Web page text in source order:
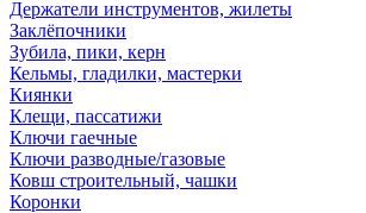
Держатели инструментов, жилеты
Заклёпочники
Зубила, пики, керн
Кельмы, гладилки, мастерки
Киянки
Клещи, пассатижи
Ключи гаечные
Ключи разводные/газовые
Ковш строительный, чашки
Коронки